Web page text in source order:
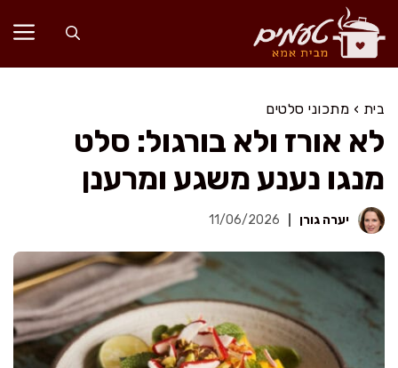
לדלג
לתוכן
בית › מתכוני סלטים
לא אורז ולא בורגול: סלט
מנגו נענע משגע ומרענן
יערה גורן 11/06/2026